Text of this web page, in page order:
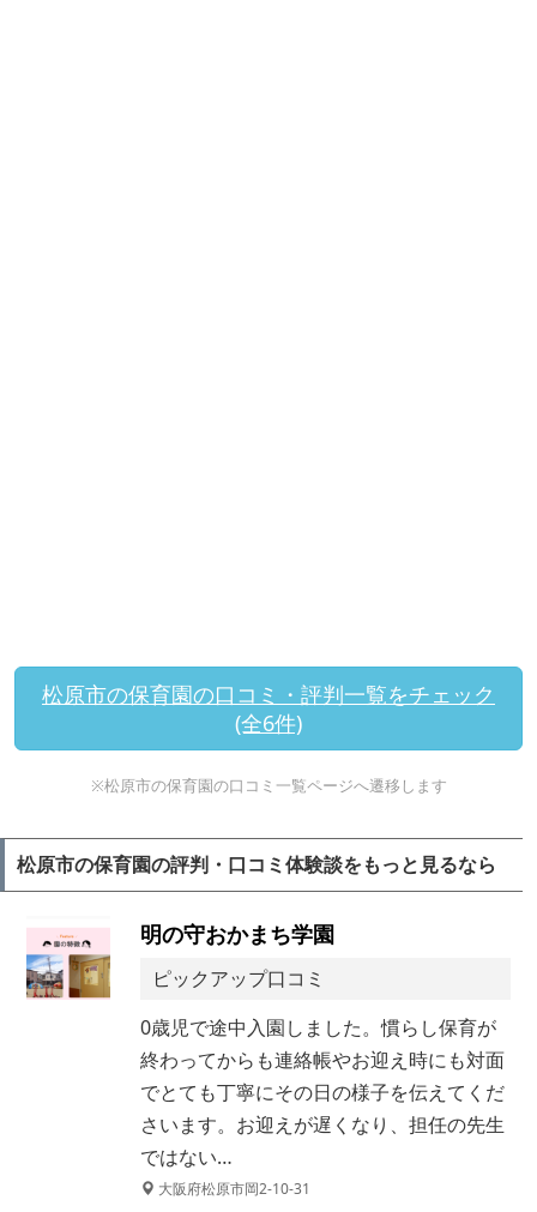
松原市の保育園の口コミ・評判一覧をチェック
(全6件)
※松原市の保育園の口コミ一覧ページへ遷移します
松原市の保育園の評判・口コミ体験談をもっと見るなら
明の守おかまち学園
ピックアップ口コミ
0歳児で途中入園しました。慣らし保育が
終わってからも連絡帳やお迎え時にも対面
でとても丁寧にその日の様子を伝えてくだ
さいます。お迎えが遅くなり、担任の先生
ではない…
大阪府松原市岡2-10-31